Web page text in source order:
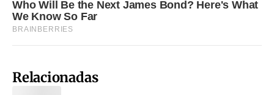
Relacionadas